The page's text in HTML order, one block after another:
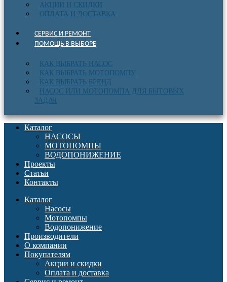
АКЦИИ И СКИДКИ
ОПЛАТА И ДОСТАВКА
СЕРВИС И РЕМОНТ
ПОМОЩЬ В ВЫБОРЕ
КАК ВЫБРАТЬ НАСОС
КАК ВЫБРАТЬ МОТОПОМПУ
КАК ВЫБРАТЬ БРЕНД
НАСОС ИЛИ МОТОПОМПА ДЛЯ БЫТОВЫХ
ЗАДАЧ
Каталог
НАСОСЫ
МОТОПОМПЫ
ВОДОПОНИЖЕНИЕ
Проекты
Статьи
Контакты
Каталог
Насосы
Мотопомпы
Водопонижение
Производители
О компании
Покупателям
Акции и скидки
Оплата и доставка